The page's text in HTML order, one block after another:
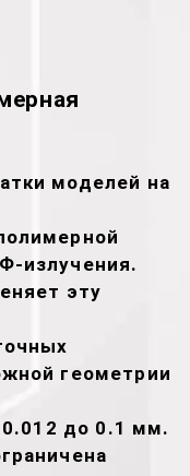
моделей на
излучения.
эту
геометрии
до 0.1 мм.